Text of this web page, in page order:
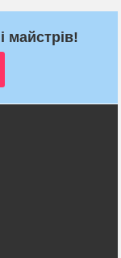
майстрів!